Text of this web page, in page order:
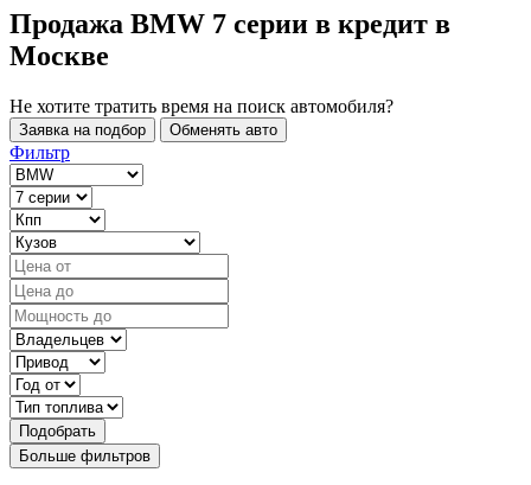
Продажа BMW 7 серии в кредит в
Москве
Не хотите тратить время на поиск автомобиля?
Заявка на подбор Обменять авто
Фильтр
Подобрать
Больше фильтров